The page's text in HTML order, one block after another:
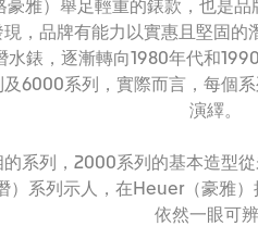
雅）舉足輕重的錶款，也是
，品牌有能力以實惠且堅固
水錶，逐漸轉向1980年代和
6000系列，實際而言，每個
演繹。
系列，2000系列的基本造型
系列示人，在Heuer（豪雅
依然一眼可辨